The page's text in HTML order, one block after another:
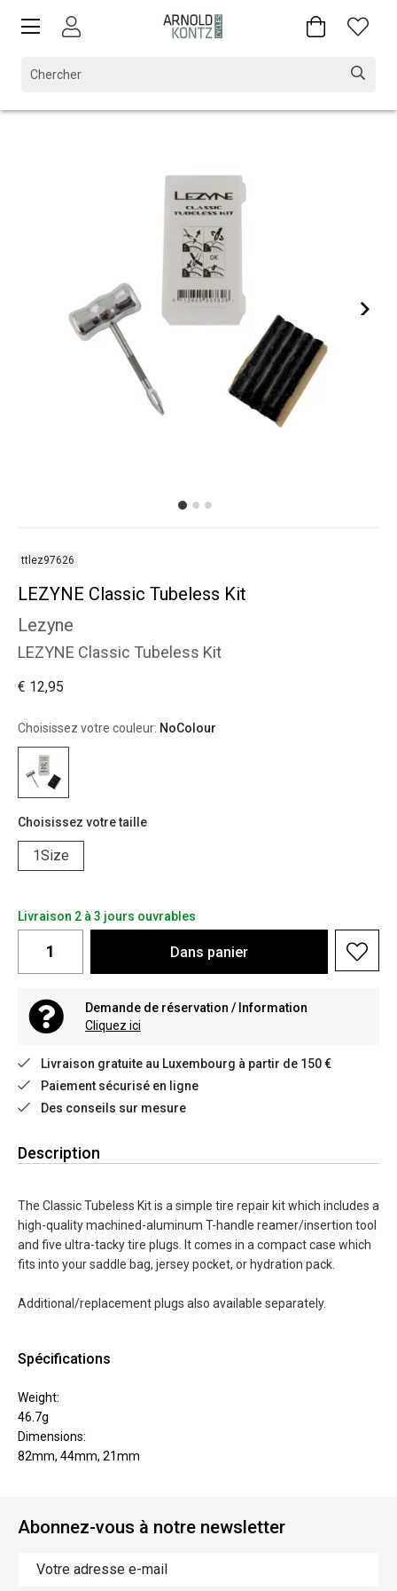
ttlez97626
LEZYNE Classic Tubeless Kit
Lezyne
LEZYNE Classic Tubeless Kit
€ 12,95
Choisissez votre couleur: NoColour
Choisissez votre taille
1Size
Livraison 2 à 3 jours ouvrables
Dans panier
Demande de réservation / Information
Cliquez ici
Livraison gratuite au Luxembourg à partir de 150 €
Paiement sécurisé en ligne
Des conseils sur mesure
Description
The Classic Tubeless Kit is a simple tire repair kit which includes a
high-quality machined-aluminum T-handle reamer/insertion tool
and five ultra-tacky tire plugs. It comes in a compact case which
fits into your saddle bag, jersey pocket, or hydration pack.
Additional/replacement plugs also available separately.
Spécifications
Weight:
46.7g
Dimensions:
82mm, 44mm, 21mm
Abonnez-vous à notre newsletter